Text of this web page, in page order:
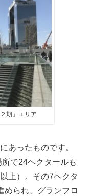
期」エリア
あったものです。
で24ヘクタールも
上）。その7ヘクタ
められ、グランフロ